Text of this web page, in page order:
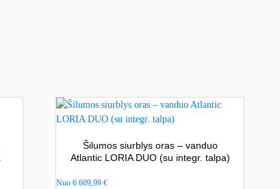
Šilumos siurblys oras – vanduo
Atlantic LORIA DUO (su integr. talpa)
Nuo6 609,99€